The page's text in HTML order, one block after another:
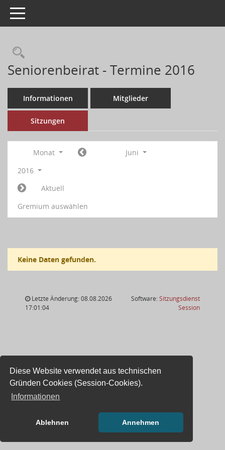
Diese Website verwendet aus technischen
Gründen Cookies (Session-Cookies).
Informationen
Ablehnen Annehmen
Toggle navigation
Seniorenbeirat - Termine 2016
Informationen Mitglieder
Sitzungen
Monat
Juni
2016
Aktuell
Gremium auswählen
Keine Daten gefunden.
Letzte Änderung: 08.08.2026
17:01:04
Software:Sitzungsdienst
Session(Wird in